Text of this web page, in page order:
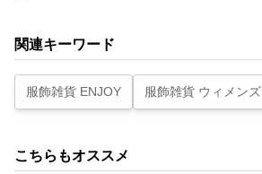
関連キーワード
服飾雑貨 ENJOY 服飾雑貨 ウィメンズ
こちらもオススメ